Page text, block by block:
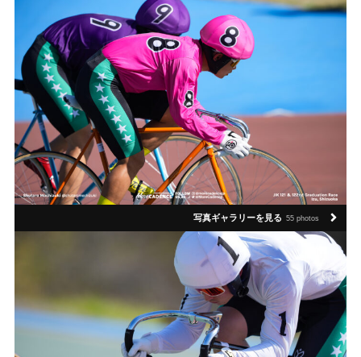
写真ギャラリーを見る 55 photos